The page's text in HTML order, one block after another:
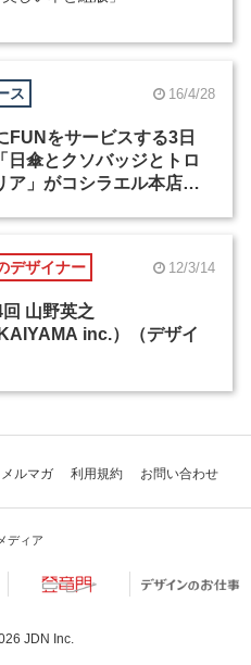
ス 16/4/28
FUNをサービスする3日
日傘とクソバッジとトロ
ア」がコシラエル本店で4
デザイナー 12/3/14
山野英之
inc.）（デザイ
メルマガ 利用規約 お問い合わせ
ディア
JDN Inc.